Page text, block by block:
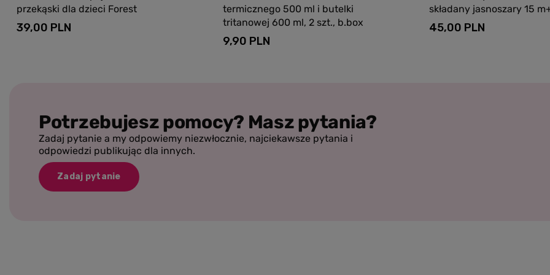
Potrzebujesz pomocy? Masz pytania?
Zadaj pytanie a my odpowiemy niezwłocznie, najciekawsze pytania i
odpowiedzi publikując dla innych.
Zadaj pytanie
przekąski dla dzieci Forest
39,00 PLN
termicznego 500 ml i butelki
tritanowej 600 ml, 2 szt., b.box
9,90 PLN
składany jasnoszary 15
45,00 PLN